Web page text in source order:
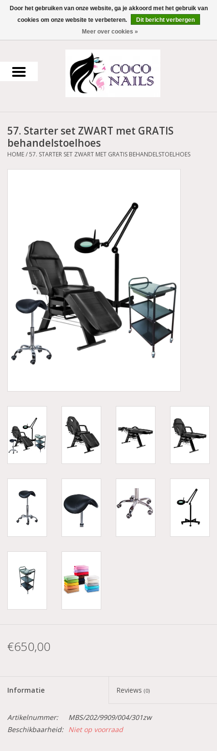
0 Artikelen - €0,00
Uv Gel
Acrylpoeder
Voorbereiding en finish
Aluminium koffer/Trolley
Apparatuur
Meubilair
NIEUW! Pedicure producten
Baby/Kinderkamer
57. Starter set ZWART met GRATIS
behandelstoelhoes
HOME/57. STARTER SET ZWART MET GRATIS BEHANDELSTOELHOES
€650,00
Informatie Reviews (0)
Artikelnummer:
MBS/202/9909/004/301zw
Beschikbaarheid: Niet op voorraad
Door het gebruiken van onze website, ga je akkoord met het gebruik van
cookies om onze website te verbeteren.
Dit bericht verbergen
Meer over cookies »